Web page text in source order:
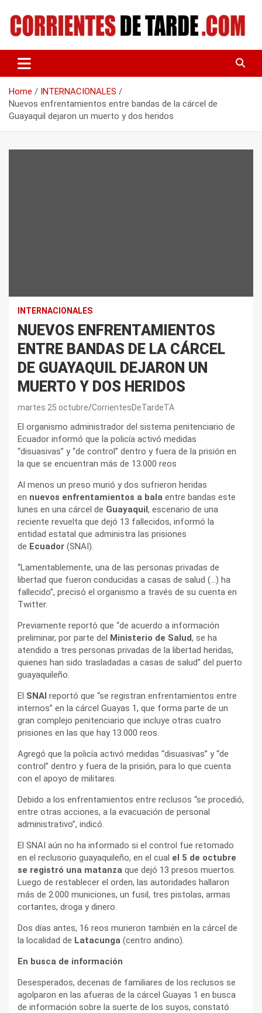
content
CORRIENTES DE TARDE
Home
INTERNACIONALES
Nuevos enfrentamientos entre bandas de la cárcel de
Guayaquil dejaron un muerto y dos heridos
INTERNACIONALES
NUEVOS ENFRENTAMIENTOS
ENTRE BANDAS DE LA CÁRCEL
DE GUAYAQUIL DEJARON UN
MUERTO Y DOS HERIDOS
martes 25 octubre CorrientesDeTardeTA
El organismo administrador del sistema penitenciario de
Ecuador informó que la policía activó medidas
“disuasivas” y “de control” dentro y fuera de la prisión en
la que se encuentran más de 13.000 reos
Al menos un preso murió y dos sufrieron heridas
en nuevos enfrentamientos a bala entre bandas este
lunes en una cárcel de Guayaquil, escenario de una
reciente revuelta que dejó 13 fallecidos, informó la
entidad estatal que administra las prisiones
de Ecuador (SNAI).
“Lamentablemente, una de las personas privadas de
libertad que fueron conducidas a casas de salud (…) ha
fallecido”, precisó el organismo a través de su cuenta en
Twitter.
Previamente reportó que “de acuerdo a información
preliminar, por parte del Ministerio de Salud, se ha
atendido a tres personas privadas de la libertad heridas,
quienes han sido trasladadas a casas de salud” del puerto
guayaquileño.
El SNAI reportó que “se registran enfrentamientos entre
internos” en la cárcel Guayas 1, que forma parte de un
gran complejo penitenciario que incluye otras cuatro
prisiones en las que hay 13.000 reos.
Agregó que la policía activó medidas “disuasivas” y “de
control” dentro y fuera de la prisión, para lo que cuenta
con el apoyo de militares.
Debido a los enfrentamientos entre reclusos “se procedió,
entre otras acciones, a la evacuación de personal
administrativo”, indicó.
El SNAI aún no ha informado si el control fue retomado
en el reclusorio guayaquileño, en el cual el 5 de octubre
se registró una matanza que dejó 13 presos muertos.
Luego de restablecer el orden, las autoridades hallaron
más de 2.000 municiones, un fusil, tres pistolas, armas
cortantes, droga y dinero.
Dos días antes, 16 reos murieron también en la cárcel de
la localidad de Latacunga (centro andino).
En busca de información
Desesperados, decenas de familiares de los reclusos se
agolparon en las afueras de la cárcel Guayas 1 en busca
de información sobre la suerte de los suyos, constató